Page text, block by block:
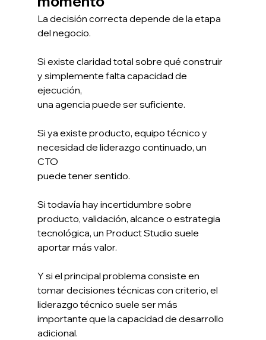
La decisión correcta depende de la etapa
del negocio.
Si existe claridad total sobre qué construir
y simplemente falta capacidad de
ejecución,
una agencia puede ser suficiente.
Si ya existe producto, equipo técnico y
necesidad de liderazgo continuado, un
CTO
puede tener sentido.
Si todavía hay incertidumbre sobre
producto, validación, alcance o estrategia
tecnológica, un Product Studio suele
aportar más valor.
Y si el principal problema consiste en
tomar decisiones técnicas con criterio, el
liderazgo técnico suele ser más
importante que la capacidad de desarrollo
adicional.